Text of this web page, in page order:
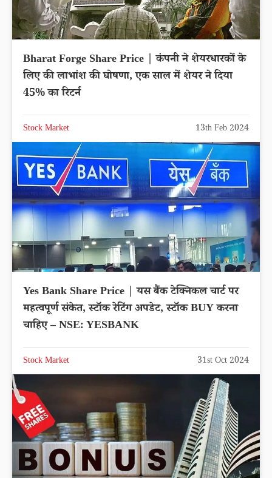
Bharat Forge Share Price | कंपनी ने शेयरधारकों के
लिए की लाभांश की घोषणा, एक साल में शेयर ने दिया
45% का रिटर्न
Stock Market 13th Feb 2024
Yes Bank Share Price | यस बैंक टेक्निकल चार्ट पर
महत्वपूर्ण संकेत, स्टॉक रेटिंग अपडेट, स्टॉक BUY करना
चाहिए – NSE: YESBANK
Stock Market 31st Oct 2024